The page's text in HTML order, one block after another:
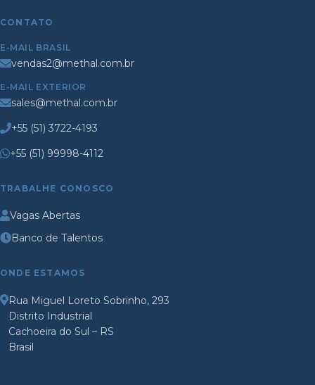
CONTATO
E-MAIL BRASIL
vendas2@methal.com.br
E-MAIL EXTERIOR
sales@methal.com.br
+55 (51) 3722-4193
+55 (51) 99998-4112
TRABALHE CONOSCO
Vagas Abertas
Banco de Talentos
ONDE ESTAMOS
Rua Miguel Loreto Sobrinho, 293
Distrito Industrial
Cachoeira do Sul – RS
Brasil